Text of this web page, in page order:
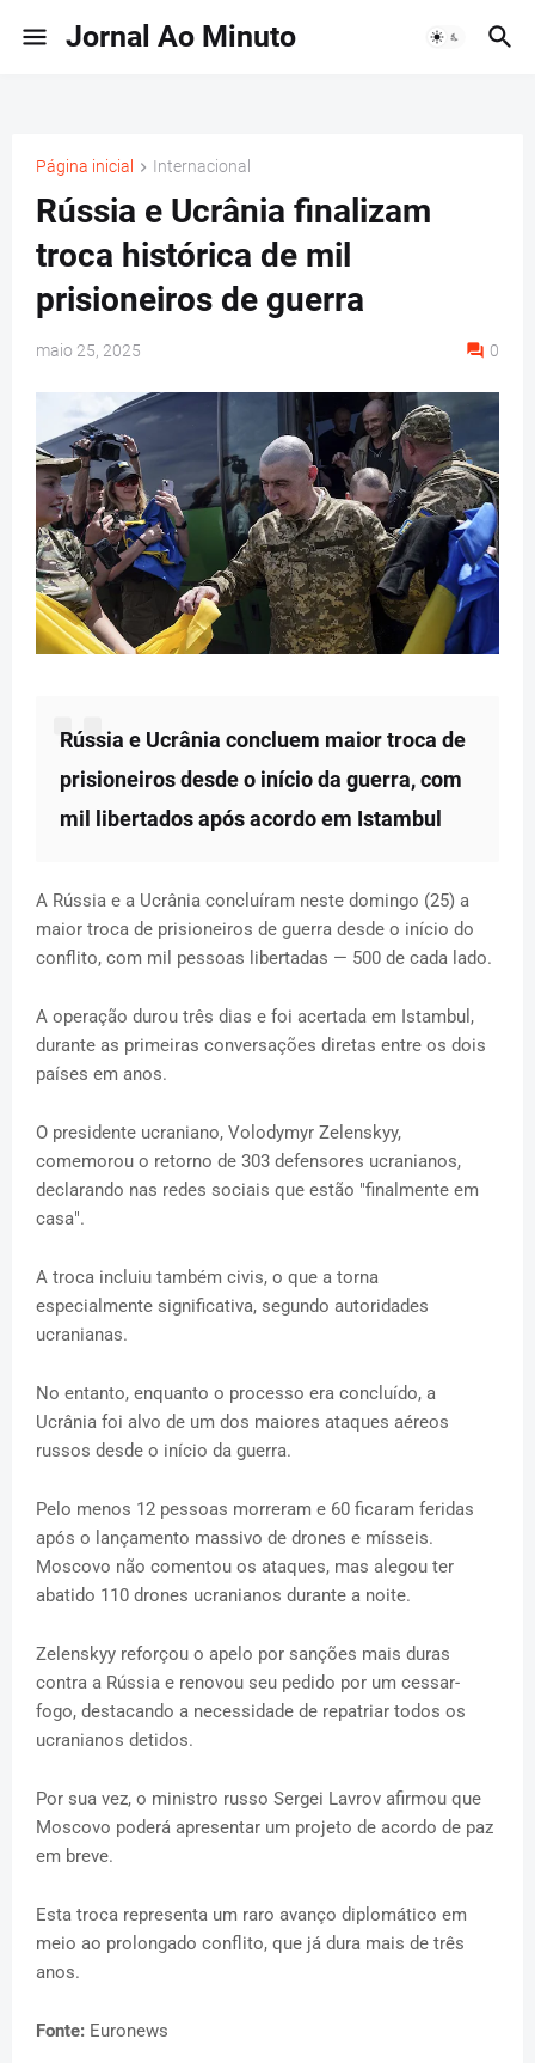
Jornal Ao Minuto
Página inicial Internacional
Rússia e Ucrânia finalizam
troca histórica de mil
prisioneiros de guerra
maio 25, 2025 0
Rússia e Ucrânia concluem maior troca de
prisioneiros desde o início da guerra, com
mil libertados após acordo em Istambul
A Rússia e a Ucrânia concluíram neste domingo (25) a
maior troca de prisioneiros de guerra desde o início do
conflito, com mil pessoas libertadas — 500 de cada lado.
A operação durou três dias e foi acertada em Istambul,
durante as primeiras conversações diretas entre os dois
países em anos.
O presidente ucraniano, Volodymyr Zelenskyy,
comemorou o retorno de 303 defensores ucranianos,
declarando nas redes sociais que estão "finalmente em
casa".
A troca incluiu também civis, o que a torna
especialmente significativa, segundo autoridades
ucranianas.
No entanto, enquanto o processo era concluído, a
Ucrânia foi alvo de um dos maiores ataques aéreos
russos desde o início da guerra.
Pelo menos 12 pessoas morreram e 60 ficaram feridas
após o lançamento massivo de drones e mísseis.
Moscovo não comentou os ataques, mas alegou ter
abatido 110 drones ucranianos durante a noite.
Zelenskyy reforçou o apelo por sanções mais duras
contra a Rússia e renovou seu pedido por um cessar-
fogo, destacando a necessidade de repatriar todos os
ucranianos detidos.
Por sua vez, o ministro russo Sergei Lavrov afirmou que
Moscovo poderá apresentar um projeto de acordo de paz
em breve.
Esta troca representa um raro avanço diplomático em
meio ao prolongado conflito, que já dura mais de três
anos.
Fonte: Euronews